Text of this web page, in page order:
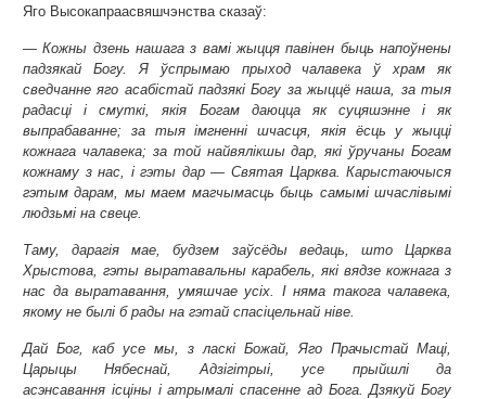
Яго Высокапраасвяшчэнства сказаў:
— Кожны дзень нашага з вамі жыцця павінен быць напоўнены
падзякай Богу. Я ўспрымаю прыход чалавека ў храм як
сведчанне яго асабістай падзякі Богу за жыццё наша, за тыя
радасці і смуткі, якія Богам даюцца як суцяшэнне і як
выпрабаванне; за тыя імгненні шчасця, якія ёсць у жыцці
кожнага чалавека; за той найвялікшы дар, які ўручаны Богам
кожнаму з нас, і гэты дар — Святая Царква. Карыстаючыся
гэтым дарам, мы маем магчымасць быць самымі шчаслівымі
людзьмі на свеце.
Таму, дарагія мае, будзем заўсёды ведаць, што Царква
Хрыстова, гэты выратавальны карабель, які вядзе кожнага з
нас да выратавання, умяшчае усіх. І няма такога чалавека,
якому не былі б рады на гэтай спасіцельнай ніве.
Дай Бог, каб усе мы, з ласкі Божай, Яго Прачыстай Маці,
Царыцы Нябеснай, Адзігітрыі, усе прыйшлі да
асэнсавання ісціны і атрымалі спасенне ад Бога. Дзякуй Богу